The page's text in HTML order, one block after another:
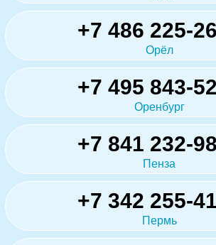
+7 486 225-
Орёл
+7 495 843-
Оренбург
+7 841 232-
Пенза
+7 342 255-
Пермь